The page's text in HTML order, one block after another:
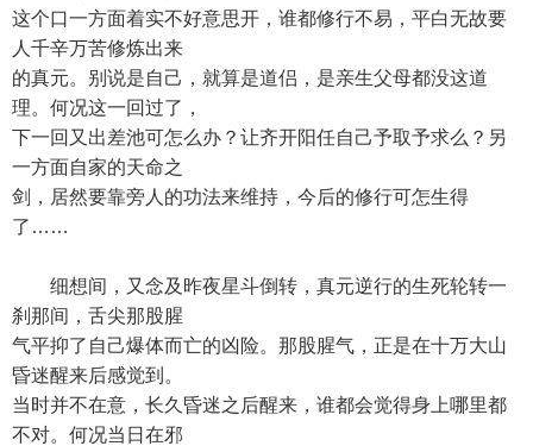
这个口一方面着实不好意思开，谁都修行不易，平白无故要
人千辛万苦修炼出来
的真元。别说是自己，就算是道侣，是亲生父母都没这道
理。何况这一回过了，
下一回又出差池可怎么办？让齐开阳任自己予取予求么？另
一方面自家的天命之
剑，居然要靠旁人的功法来维持，今后的修行可怎生得
了……
细想间，又念及昨夜星斗倒转，真元逆行的生死轮转一
刹那间，舌尖那股腥
气平抑了自己爆体而亡的凶险。那股腥气，正是在十万大山
昏迷醒来后感觉到。
当时并不在意，长久昏迷之后醒来，谁都会觉得身上哪里都
不对。何况当日在邪